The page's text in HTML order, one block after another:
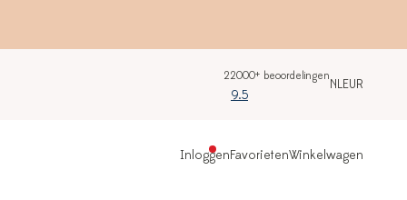
22000+ beoordelingen
9.5
NLEUR
InloggenFavorietenWinkelwagen